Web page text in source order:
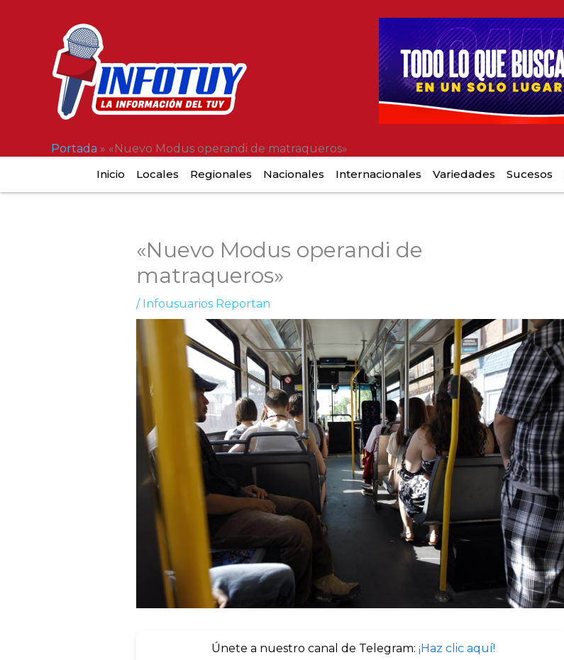
contenido
Portada » «Nuevo Modus operandi de matraqueros»
Inicio
Locales Regionales Nacionales Internacionales Variedades Sucesos
«Nuevo Modus operandi de
matraqueros»
/ Infousuarios Reportan
Únete a nuestro canal de Telegram: ¡Haz clic aquí!